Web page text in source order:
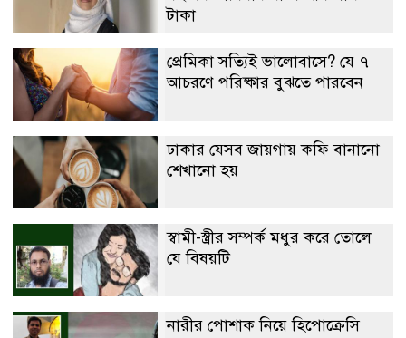
টাকা
প্রেমিকা সত্যিই ভালোবাসে? যে ৭
আচরণে পরিষ্কার বুঝতে পারবেন
ঢাকার যেসব জায়গায় কফি বানানো
শেখানো হয়
স্বামী-স্ত্রীর সম্পর্ক মধুর করে তোলে
যে বিষয়টি
নারীর পোশাক নিয়ে হিপোক্রেসি